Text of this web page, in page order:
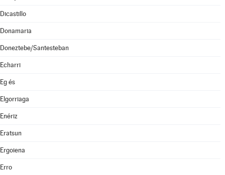
Dicastillo
Donamaria
Doneztebe/Santesteban
Echarri
Eg és
Elgorriaga
Enériz
Eratsun
Ergoiena
Erro